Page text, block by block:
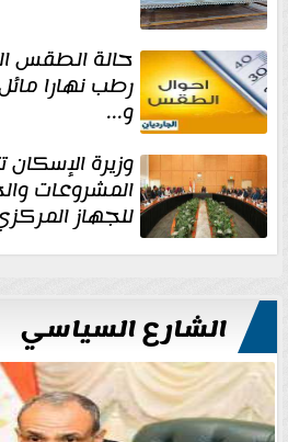
حالة الطقس
رطب نهارا
و...
وزيرة
المشروعات
للجهاز
الشارع السياسي